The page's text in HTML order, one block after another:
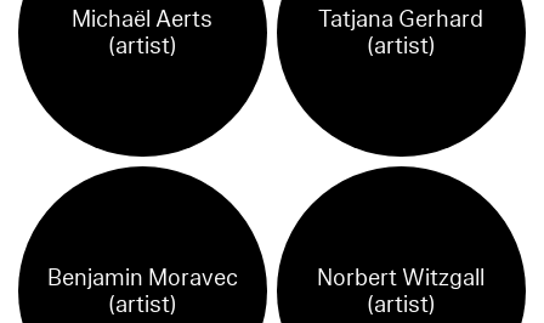
Michaël Aerts
(artist)
Tatjana Gerhard
(artist)
Benjamin Moravec
(artist)
Norbert Witzgall
(artist)